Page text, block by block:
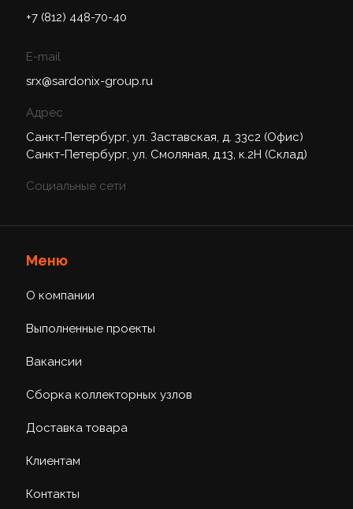
+7 (812) 448-70-40
E-mail
srx@sardonix-group.ru
Адрес
Санкт-Петербург, ул. Заставская, д. 33с2 (Офис)
Санкт-Петербург, ул. Смоляная, д.13, к.2Н (Склад)
Социальные сети
Меню
О компании
Выполненные проекты
Вакансии
Сборка коллекторных узлов
Доставка товара
Клиентам
Контакты